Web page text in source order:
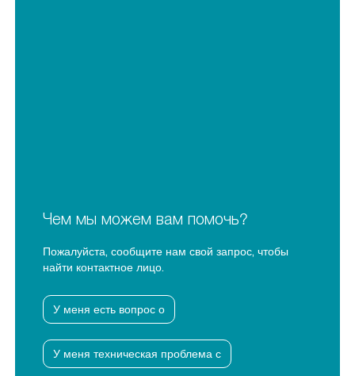
Чем мы можем вам помочь?
Пожалуйста, сообщите нам свой запрос, чтобы
найти контактное лицо.
У меня есть вопрос о
У меня техническая проблема с